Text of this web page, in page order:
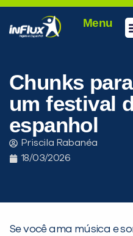
Menu
Chunks
um festival
espanhol
Priscila Rabanéa
18/03/2026
Se você ama música e